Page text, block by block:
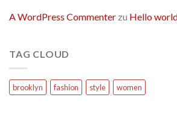
A WordPress Commenter zu Hello
TAG CLOUD
brooklyn fashion style women